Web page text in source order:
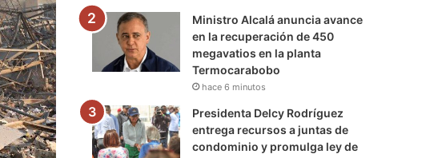
Ministro Alcalá anuncia avance
en la recuperación de 450
megavatios en la planta
Termocarabobo
hace 6 minutos
Presidenta Delcy Rodríguez
entrega recursos a juntas de
condominio y promulga ley de